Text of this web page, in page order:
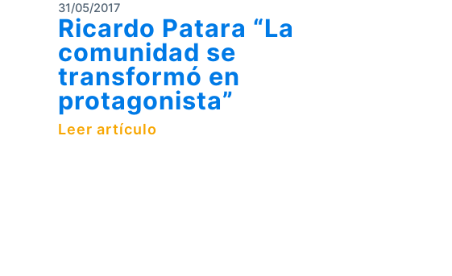
31/05/2017
Ricardo Patara “La
comunidad se
transformó en
protagonista”
Leer artículo